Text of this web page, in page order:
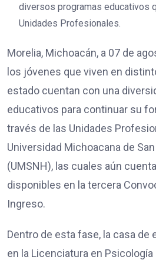
diversos programas educativos
Unidades Profesionales.
Morelia, Michoacán, a 07 de
los jóvenes que viven en
estado cuentan con una
educativos para continuar su
través de las Unidades
Universidad Michoacana de
(UMSNH), las cuales aún
disponibles en la tercera
Ingreso.
Dentro de esta fase, la casa
en la Licenciatura en